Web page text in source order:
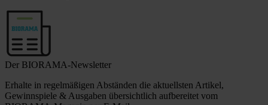
Der BIORAMA-Newsletter
Erhalte in regelmäßigen Abständen die aktuellsten Artikel,
Gewinnspiele & Ausgaben übersichtlich aufbereitet vom